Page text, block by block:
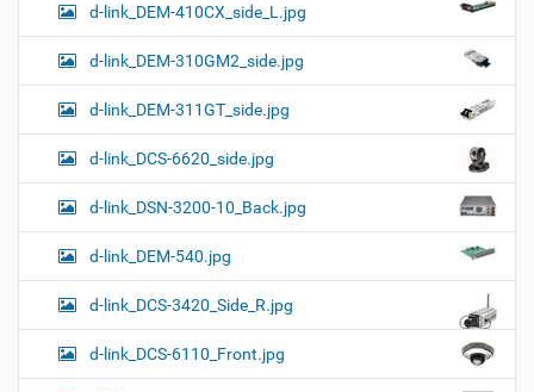
d-link_DEM-410CX_side_L.jpg
d-link_DEM-310GM2_side.jpg
d-link_DEM-311GT_side.jpg
d-link_DCS-6620_side.jpg
d-link_DSN-3200-10_Back.jpg
d-link_DEM-540.jpg
d-link_DCS-3420_Side_R.jpg
d-link_DCS-6110_Front.jpg